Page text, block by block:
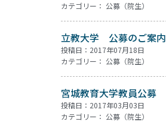
カテゴリー： 公募（院生）
立教大学 公募のご案内
投稿日：2017年07月18日
カテゴリー： 公募（院生）
宮城教育大学教員公募
投稿日：2017年03月03日
カテゴリー： 公募（院生）